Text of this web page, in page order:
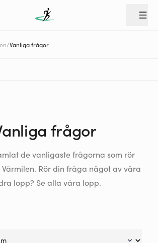
/Vanliga frågor
frågor
de vanligaste frågorna som rör
Rör din fråga något av våra
lopp? Se alla våra lopp.